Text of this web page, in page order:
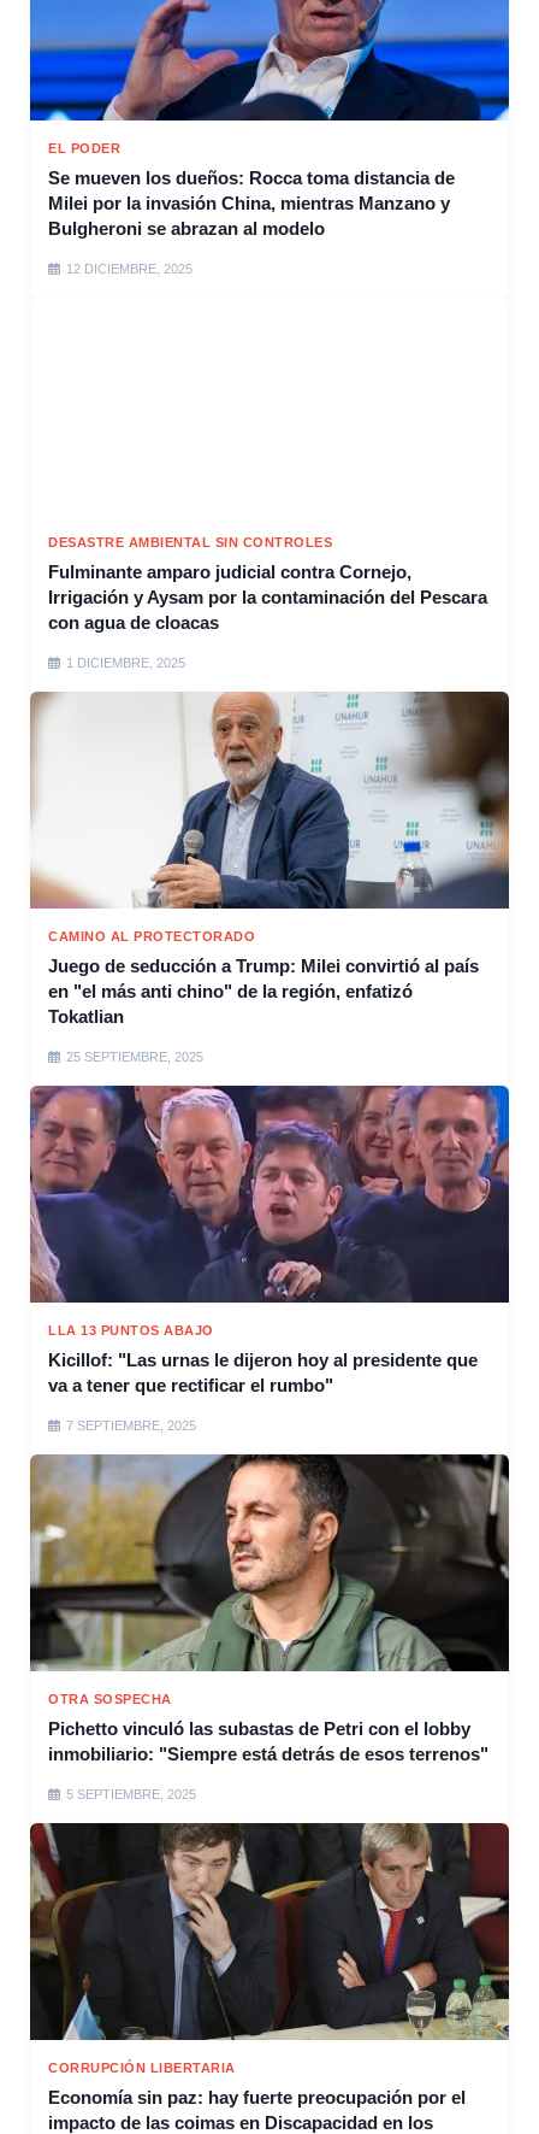
EL PODER
Se mueven los dueños: Rocca toma distancia de
Milei por la invasión China, mientras Manzano y
Bulgheroni se abrazan al modelo
12 DICIEMBRE, 2025
DESASTRE AMBIENTAL SIN CONTROLES
Fulminante amparo judicial contra Cornejo,
Irrigación y Aysam por la contaminación del Pescara
con agua de cloacas
1 DICIEMBRE, 2025
CAMINO AL PROTECTORADO
Juego de seducción a Trump: Milei convirtió al país
en "el más anti chino" de la región, enfatizó
Tokatlian
25 SEPTIEMBRE, 2025
LLA 13 PUNTOS ABAJO
Kicillof: "Las urnas le dijeron hoy al presidente que
va a tener que rectificar el rumbo"
7 SEPTIEMBRE, 2025
OTRA SOSPECHA
Pichetto vinculó las subastas de Petri con el lobby
inmobiliario: "Siempre está detrás de esos terrenos"
5 SEPTIEMBRE, 2025
CORRUPCIÓN LIBERTARIA
Economía sin paz: hay fuerte preocupación por el
impacto de las coimas en Discapacidad en los